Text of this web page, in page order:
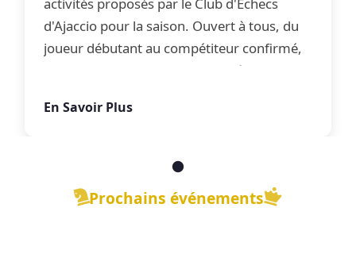
d'Ajaccio pour la saison. Ouvert à tous, du
joueur débutant au compétiteur confirmé,
le club propose une offre complète
de jeu libre dans une ambiance conviviale.
En Savoir Plus
Prochains événements